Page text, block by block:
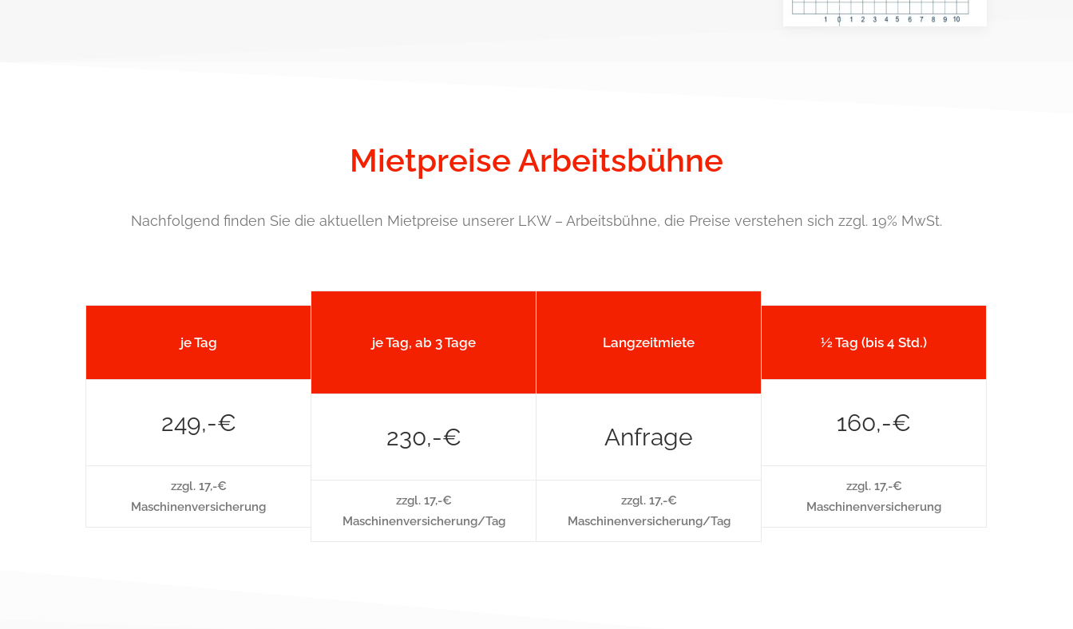
Mietpreise Arbeitsbühne
Nachfolgend finden Sie die aktuellen Mietpreise unserer LKW – Arbeitsbühne, die Preise verstehen sich zzgl. 19% MwSt.
je Tag
249,-€
zzgl. 17,-€
Maschinenversicherung
je Tag, ab 3 Tage
230,-€
zzgl. 17,-€
Maschinenversicherung/Tag
Langzeitmiete
Anfrage
zzgl. 17,-€
Maschinenversicherung/Tag
½ Tag (bis 4 Std.)
160,-€
zzgl. 17,-€
Maschinenversicherung